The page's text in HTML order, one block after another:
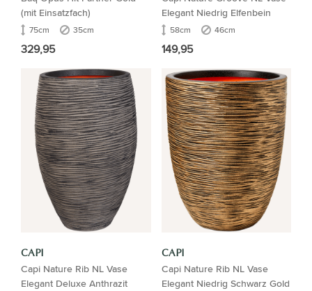
(mit Einsatzfach)
75cm 35cm
329,95
Elegant Niedrig Elfenbein
58cm 46cm
149,95
CAPI
Capi Nature Rib NL Vase
Elegant Deluxe Anthrazit
CAPI
Capi Nature Rib NL Vase
Elegant Niedrig Schwarz Gold